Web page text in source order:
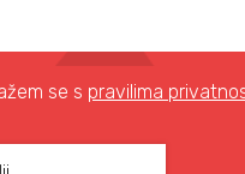
se s pravilima